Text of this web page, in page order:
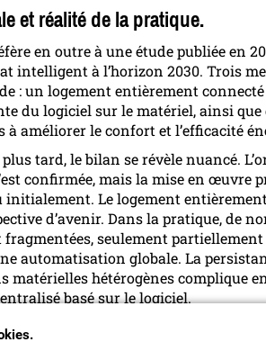
et réalité de la pratique.
en outre à une étude publiée en
intelligent à l’horizon 2030. Trois
: un logement entièrement
du logiciel sur le matériel, ainsi que
à améliorer le confort et l’efficacité
plus tard, le bilan se révèle nuancé.
confirmée, mais la mise en œuvre
initialement. Le logement
d’avenir. Dans la pratique, de
seulement
automatisation globale. La
matérielles hétérogènes complique
basé sur le logiciel.